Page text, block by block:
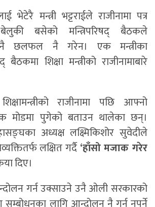
भेटेरै मन्त्री भट्टराईले राजीनामा पत्र
बसेको मन्त्रिपरिषद् बैठकले
कुनै छलफल नै गरेन। एक मन्त्रीका
बैठकमा शिक्षा मन्त्रीको राजीनामाबारे
राजीनामा पछि आफ्नो
मोडमा पुगेको बताउन थालेका छन्।
अध्यक्ष लक्ष्मिकिशोर सुवेदीले
लक्षित गर्दै‘हाँसो मजाक गरेर
दिए।
गर्न उक्साउने उनै ओली सरकारको